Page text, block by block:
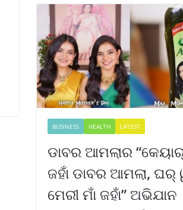
BUSINESS HEALTH LATEST
ଡାବର ଆମଲାର “କେୟାର୍
ଜହାଁ ଡାବର ଆମଲା, ଘର୍
ମେରୀ ମାଁ ଜହାଁ” ଅଭିଯାନ